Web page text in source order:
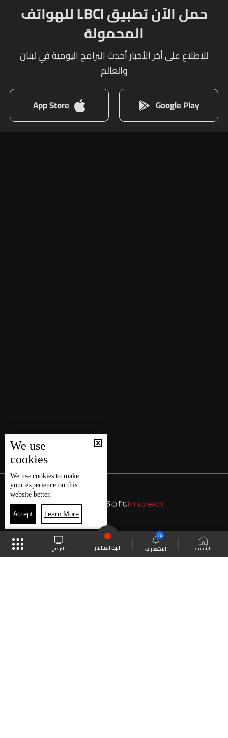
الرئيسية الاشعارات
16
البث المباشر البرامج
حمل الآن تطبيق LBCI للهواتف
المحمولة
للإطلاع على أخر الأخبار أحدث البرامج اليومية في لبنان
والعالم
Google Play
App Store
We use
cookies
We use cookies to make
your experience on this
website better.
Accept Learn More
موقع البرامج الجدول البث المباشر